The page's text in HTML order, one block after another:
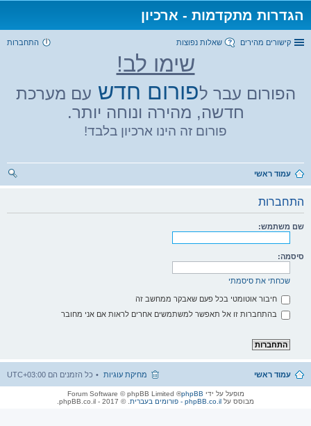
הגדרות מתקדמות - ארכיון
קישורים מהירים שאלות נפוצות התחברות
שימו לב!
הפורום עבר לפורום חדש עם מערכת
חדשה, מהירה ונוחה יותר.
פורום זה הינו ארכיון בלבד!
עמוד ראשי
התחברות
שם משתמש:
סיסמה:
שכחתי את סיסמתי
חיבור אוטומטי בכל פעם שאבקר ממחשב זה
בהתחברות זו אל תאפשר למשתמשים אחרים לראות אם אני מחובר
עמוד ראשי כל הזמנים הם UTC+03:00 מחיקת עוגיות
מופעל על ידי phpBB
® Forum Software © phpBB Limited
מבוסס על phpBB.co.il - פורומים בעברית . © 2017 - phpBB.co.il.